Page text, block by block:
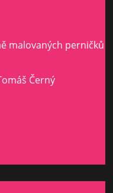
malovaných perničků
Černý